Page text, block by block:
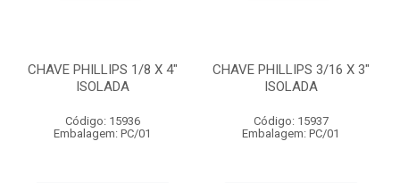
CHAVE PHILLIPS 1/8 X 4"
ISOLADA
Código: 15936
Embalagem: PC/01
CHAVE PHILLIPS 3/16 X 3"
ISOLADA
Código: 15937
Embalagem: PC/01